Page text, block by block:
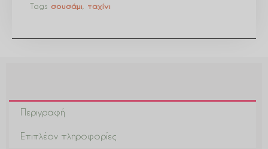
Tags σουσάμι ταχίνι
Περιγραφή
Επιπλέον πληροφορίες